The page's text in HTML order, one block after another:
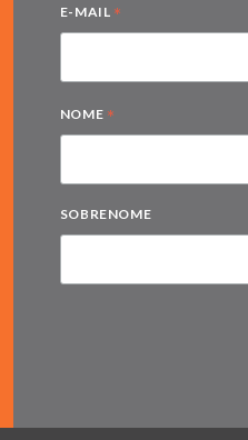
E-MAIL *
NOME *
SOBRENOME